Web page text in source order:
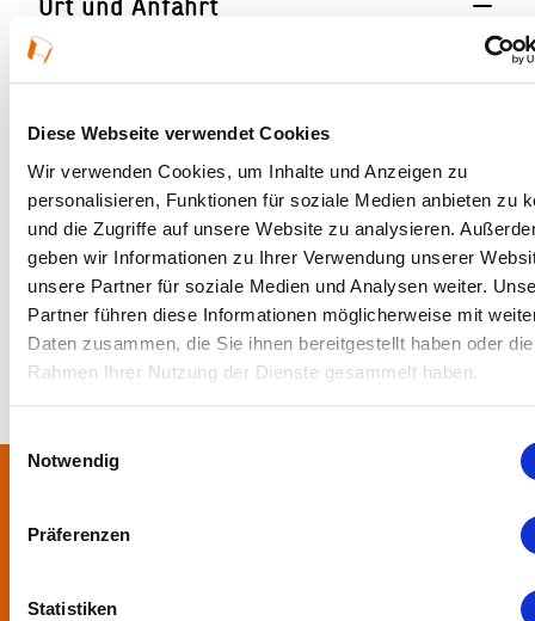
Diese Webseite verwendet Cookies
Wir verwenden Cookies, um Inhalte und Anzeigen zu
personalisieren, Funktionen für soziale Medien anbieten zu
und die Zugriffe auf unsere Website zu analysieren.
geben wir Informationen zu Ihrer Verwendung unserer
unsere Partner für soziale Medien und Analysen weiter.
Partner führen diese Informationen möglicherweise mit
Daten zusammen, die Sie ihnen bereitgestellt haben oder
Rahmen Ihrer Nutzung der Dienste gesammelt haben.
Notwendig
Präferenzen
Statistiken
Steinstraße 34
Über uns
Landkreise, Städte, Gemeinden und der Regionalverband zur